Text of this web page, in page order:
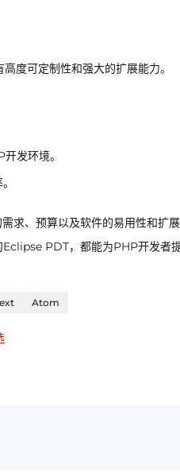
度可定制性和强大的扩展能力。
发环境。
求、预算以及软件的易用性和
PDT，都能为PHP开发者提
Atom